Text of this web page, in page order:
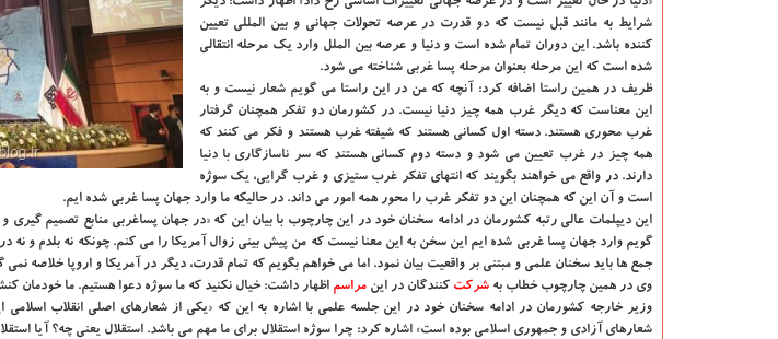
شرایط به مانند قبل نیست كه دو قدرت در عرصه تحولات جهانی و بین المللی تعیین
كننده باشد. این دوران تمام شده است و دنیا و عرصه بین الملل وارد یك مرحله انتقالی
شده است كه این مرحله بعنوان مرحله پسا غربی شناخته می شود.
ظریف در همین راستا اضافه كرد: آنچه كه من در این راستا می گویم شعار نیست و به
این معناست كه دیگر غرب همه چیز دنیا نیست. در كشورمان دو تفكر همچنان گرفتار
غرب محوری هستند. دسته اول كسانی هستند كه شیفته غرب هستند و فكر می كنند كه
همه چیز در غرب تعیین می شود و دسته دوم كسانی هستند كه سر ناسازگاری با دنیا
دارند. در واقع می خواهند بگویند كه انتهای تفكر غرب ستیزی و غرب گرایی، یك سوژه
است و آن این كه همچنان این دو تفكر غرب را محور همه امور می داند. در حالیكه ما وارد جهان پسا غربی شده ایم.
این دیپلمات عالی رتبه كشورمان در ادامه سخنان خود در این چارچوب با بیان این كه «در جهان پساغربی منابع تصمیم
گویم وارد جهان پسا غربی شده ایم این سخن به این معنا نیست كه من پیش بینی زوال آمریكا را می كنم. چونكه نه بلدم و نه
جمع ها باید سخنان علمی و مبتنی بر واقعیت بیان نمود. اما می خواهم بگویم كه تمام قدرت، دیگر در آمریكا و اروپا خلاصه نمی
وی در همین چارچوب خطاب به شركت كنندگان در این مراسم اظهار داشت: خیال نكنید كه ما سوژه دعوا هستیم. ما خودمان
وزیر خارجه كشورمان در ادامه سخنان خود در این جلسه علمی با اشاره به این كه «یكی از شعارهای اصلی انقلاب
شعارهای آزادی و جمهوری اسلامی بوده است» اشاره كرد: چرا سوژه استقلال برای ما مهم می باشد. استقلال یعنی چه؟ آیا